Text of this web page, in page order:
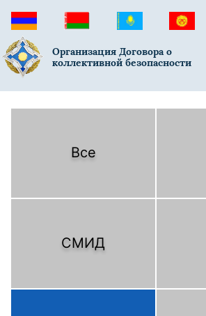
Организация Договора о
коллективной безопасности
Все
СМИД